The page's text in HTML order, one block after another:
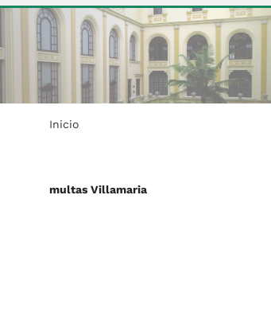
Inicio
multas Villamaria